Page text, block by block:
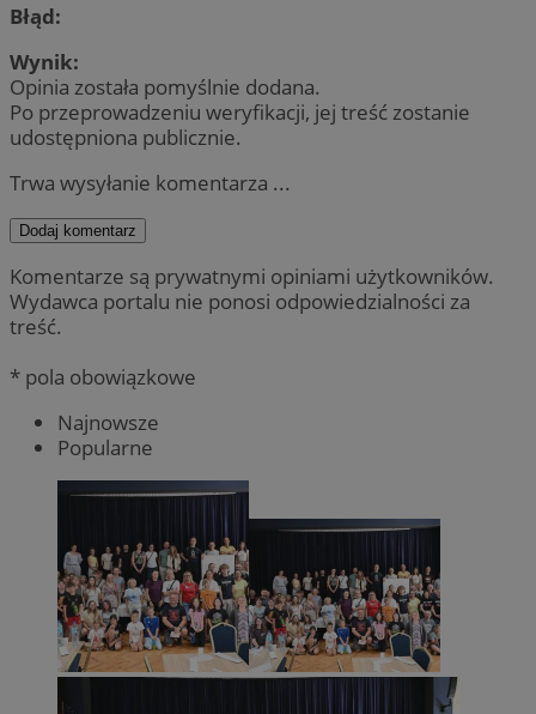
Błąd:
Wynik:
Opinia została pomyślnie dodana.
Po przeprowadzeniu weryfikacji, jej treść zostanie
udostępniona publicznie.
Trwa wysyłanie komentarza ...
Dodaj komentarz
Komentarze są prywatnymi opiniami użytkowników.
Wydawca portalu nie ponosi odpowiedzialności za
treść.
* pola obowiązkowe
Najnowsze
Popularne